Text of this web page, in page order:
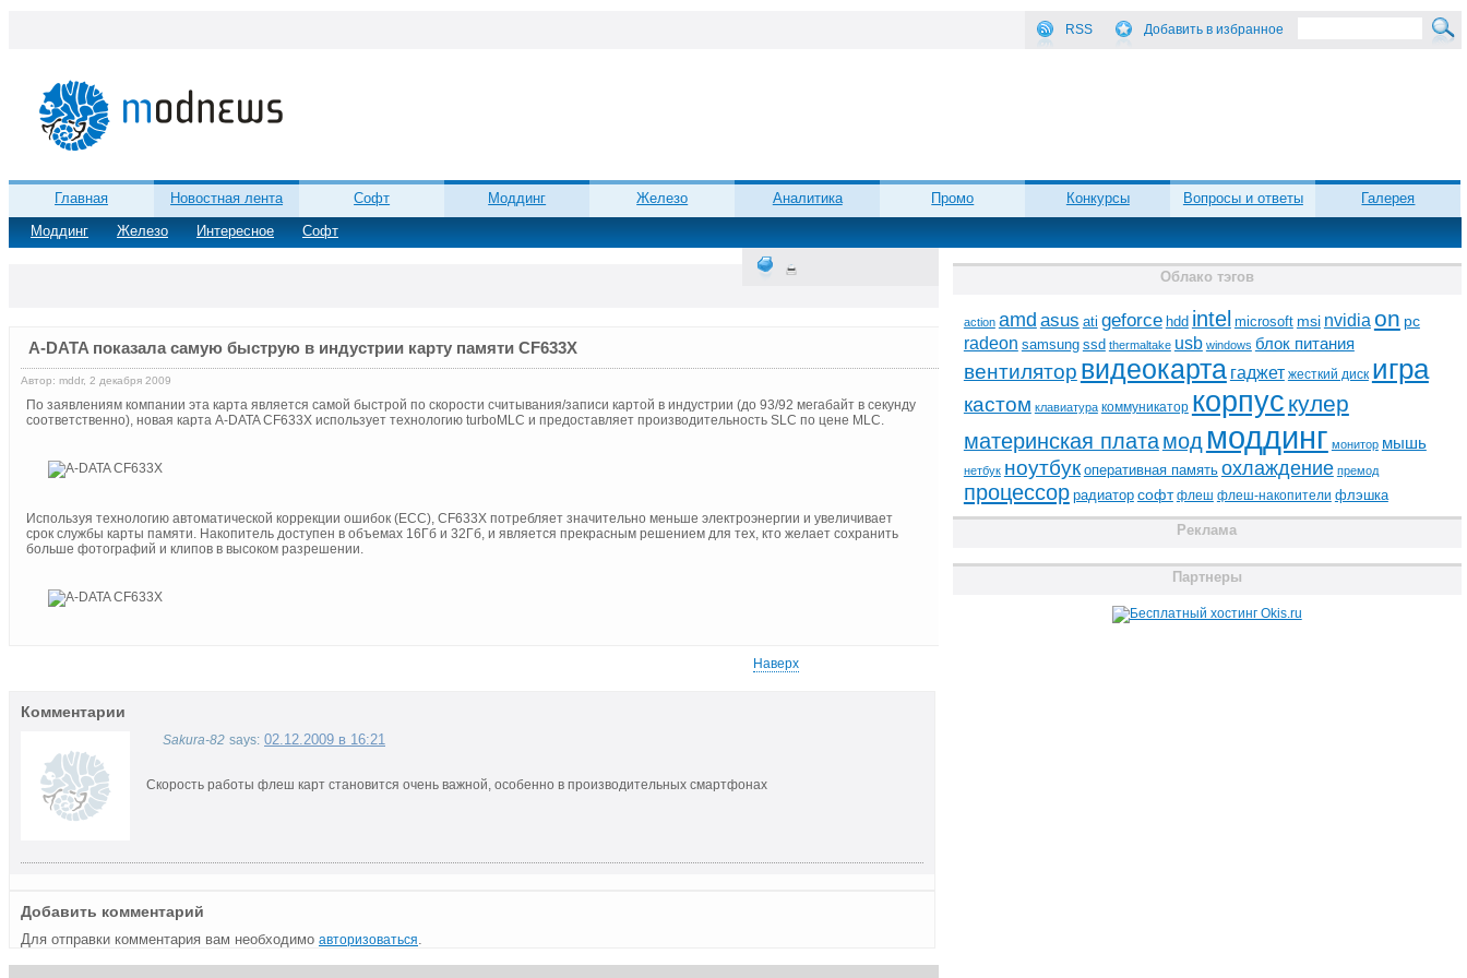
RSS Добавить в избранное
Главная
Новостная лента
Моддинг
Железо Интересное Софт
Софт Моддинг Железо Аналитика Промо Конкурсы Вопросы и ответы Галерея
A-DATA показала самую быструю в индустрии карту памяти CF633X
Автор: mddr, 2 декабря 2009
По заявлениям компании эта карта является самой быстрой по скорости считывания/записи картой в индустрии (до 93/92 мегабайт в секунду
соответственно), новая карта A-DATA CF633X использует технологию turboMLC и предоставляет производительность SLC по цене MLC.
Используя технологию автоматической коррекции ошибок (ECC), CF633X потребляет значительно меньше электроэнергии и увеличивает
срок службы карты памяти. Накопитель доступен в объемах 16Гб и 32Гб, и является прекрасным решением для тех, кто желает сохранить
больше фотографий и клипов в высоком разрешении.
Наверх
Комментарии
Sakura-82 says: 02.12.2009 в 16:21
Скорость работы флеш карт становится очень важной, особенно в производительных смартфонах
Добавить комментарий
Для отправки комментария вам необходимо авторизоваться
Облако тэгов
action amd asus ati geforce hdd intel microsoft msi nvidia on pc
radeon samsung ssd thermaltake usb windows блок питания
вентилятор видеокарта гаджет жесткий диск игра
кастом клавиатура коммуникатор корпус кулер
материнская платамод моддинг монитор мышь
нетбук ноутбук оперативная память охлаждение премод
процессор радиатор софт флеш флеш-накопители флэшка
Реклама
Партнеры